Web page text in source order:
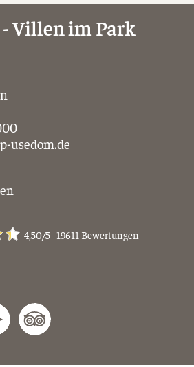
Villen im Park
usedom.de
4,50/5 19611 Bewertungen